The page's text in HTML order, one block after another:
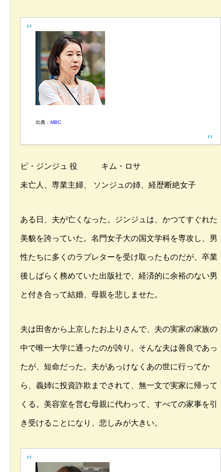
出典： MBC
ピ・ジンジュ 役 キム・ロサ
未亡人、専業主婦、 ソンジュの姉、経歴断絶女子
ある日、夫が亡くなった。ジンジュは、かつてすぐれた
美貌を誇っていた。名門女子大の国文学科を専攻し、男
性たちに多くのラブレターを受け取ったものだが、卒業
後しばらく務めていた出版社で、経済的に余裕のない男
と付き合って結婚、母親を悲しませた。
夫は田舎から上京したお上りさんで、夫の実家の家族の
中で唯一大学に通ったのが誇り。そんな夫は善良であっ
たが、短命だった。夫があっけなくあの世に行ってか
ら、義姉に投資詐欺までされて、無一文で実家に帰って
くる。美容室を営む母親に代わって、すべての家事を引
き受けることになり、悲しみが大きい。